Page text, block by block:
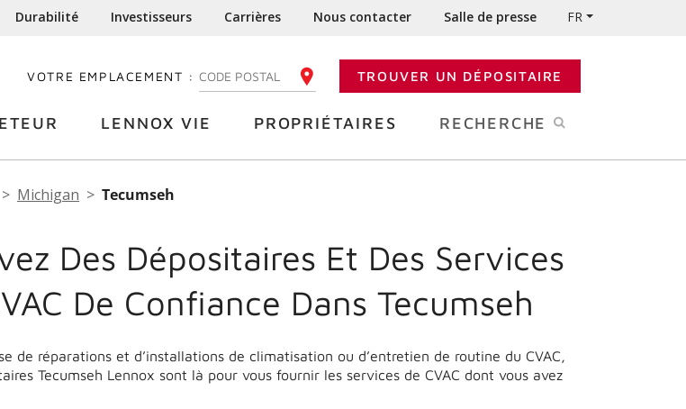
Durabilité Investisseurs Carrières Nous contacter Salle de presse FR
VOTRE EMPLACEMENT : ENTREZ VOTRE CODE POSTALTROUVER UN DÉPOSITAIRE
LENNOX VIE PROPRIÉTAIRES RECHERCHE
Michigan Tecumseh
Des Dépositaires Et Des Services
De Confiance Dans Tecumseh
de réparations et d’installations de climatisation ou d’entretien de routine du CVAC,
Tecumseh Lennox sont là pour vous fournir les services de CVAC dont vous avez